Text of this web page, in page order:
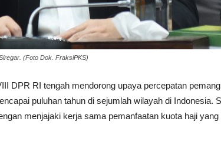
(Foto Dok. FraksiPKS)
DPR RI tengah mendorong upaya percepatan
puluhan tahun di sejumlah wilayah di Indonesia.
menjajaki kerja sama pemanfaatan kuota haji